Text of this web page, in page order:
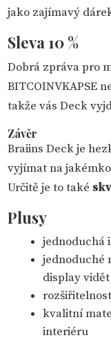
jako zajímavý
Sleva 10 %
Dobrá zpráva pro
BITCOINVKAPSE
takže vás Deck
Závěr
Braiins Deck je
vyjímat na
Určitě je to také
Plusy
jednoduchá
jednoduché
display vidět
kvalitní
interiéru